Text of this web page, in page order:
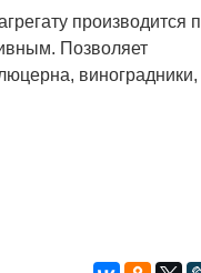
производится
Позволяет
виноградники,